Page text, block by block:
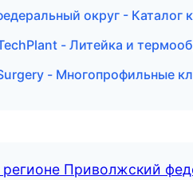
округ - Каталог
- Литейка и
- Многопрофильные
Приволжский